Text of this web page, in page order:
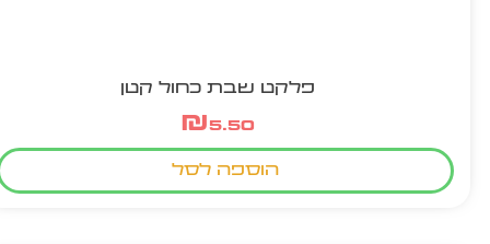
פלקט שבת כחול קטן
₪5.50
הוספה לסל